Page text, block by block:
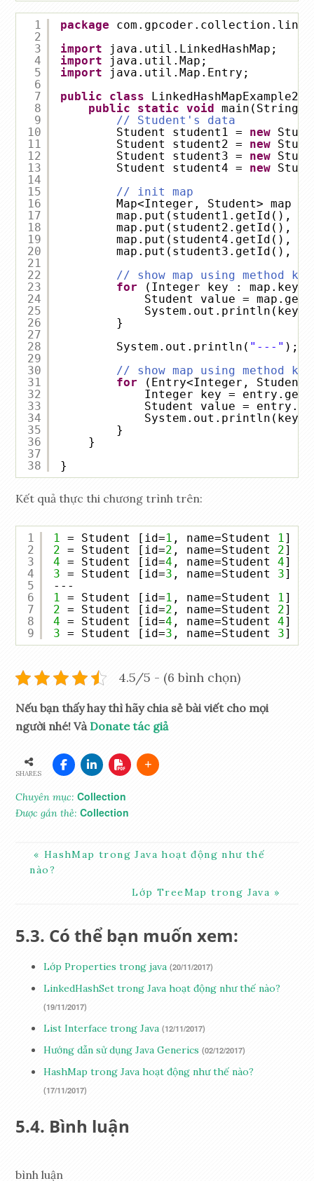
1
2
3
4
5
6
7
8
9
10
11
12
13
14
15
16
17
18
19
20
21
22
23
24
25
26
27
28
29
30
31
32
33
34
35
36
37
38
package
import
java.util.LinkedHashMap;
import
java.util.Map;
import
java.util.Map.Entry;
public
class
LinkedHashMapExample2 {
public
static void
main(String
// Student's data
Student student1 = new
Student student2 = new
Student student3 = new
Student student4 = new
// init map
Map<Integer, Student> map =
map.put(student1.getId(),
map.put(student2.getId(),
map.put(student4.getId(),
map.put(student3.getId(),
// show map using method
for
(Integer key :
Student value =
System.out.println(key
}
System.out.println( "---" );
// show map using method
for
(Entry<Integer,
Integer key =
Student value =
System.out.println(key
}
}
}
Kết quả thực thi chương trình trên:
1
2
3
4
5
6
7
8
9
1 = Student [id=1 , name=Student 1]
2 = Student [id=2 , name=Student 2]
4 = Student [id=4 , name=Student 4]
3 = Student [id=3 , name=Student 3]
---
1 = Student [id=1 , name=Student 1]
2 = Student [id=2 , name=Student 2]
4 = Student [id=4 , name=Student 4]
3 = Student [id=3 , name=Student 3]
4.5/5 - (6 bình chọn)
Nếu bạn thấy hay thì hãy chia sẻ bài viết cho mọi
người nhé! VàDonate tác giả
SHARES
Chuyên mục:Collection
Được gắn thẻ:Collection
HashMap trong Java hoạt động như thế
nào?
Lớp TreeMap trong Java
Có thể bạn muốn xem:
Lớp Properties trong java (20/11/2017)
LinkedHashSet trong Java hoạt động như thế nào?
(19/11/2017)
List Interface trong Java (12/11/2017)
Hướng dẫn sử dụng Java Generics (02/12/2017)
HashMap trong Java hoạt động như thế nào?
(17/11/2017)
Bình luận
bình luận